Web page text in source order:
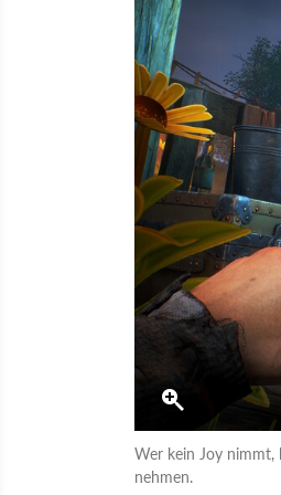
Wer kein Joy nimmt,
nehmen.